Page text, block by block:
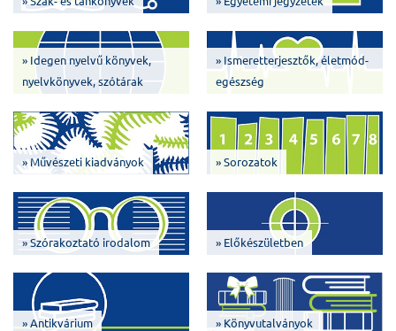
» Idegen nyelvű könyvek,
nyelvkönyvek, szótárak
» Ismeretterjesztők, életmód-
egészség
» Művészeti kiadványok » Sorozatok
» Szórakoztató irodalom » Előkészületben
» Antikvárium » Könyvutalványok